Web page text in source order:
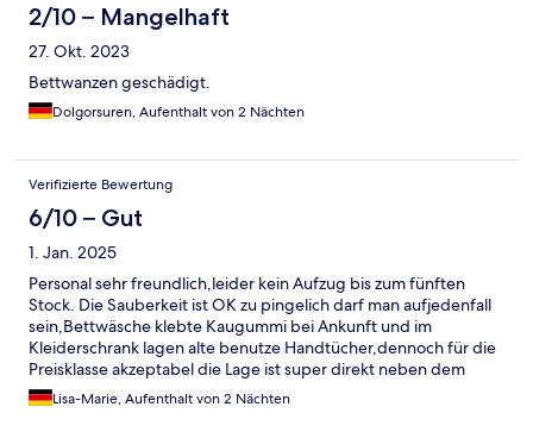
2/10 – Mangelhaft
27. Okt. 2023
Bettwanzen geschädigt.
Dolgorsuren, Aufenthalt von 2 Nächten
Verifizierte Bewertung
6/10 – Gut
1. Jan. 2025
Personal sehr freundlich,leider kein Aufzug bis zum fünften
Stock. Die Sauberkeit ist OK zu pingelich darf man aufjedenfall
sein,Bettwäsche klebte Kaugummi bei Ankunft und im
Kleiderschrank lagen alte benutze Handtücher,dennoch für die
Preisklasse akzeptabel die Lage ist super direkt neben dem
Hotel die Ubahn und Restaurants.
Lisa-Marie, Aufenthalt von 2 Nächten